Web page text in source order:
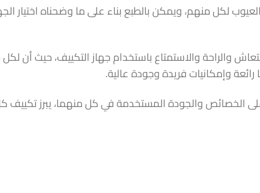
لكل منهم، ويمكن بالطبع بناء على ما وضحناه اختيار
والراحة والاستمتاع باستخدام جهاز التكييف، حيث أن
وإمكانيات فريدة وجودة عالية.
على الخصائص والجودة المستخدمة في كل منهما، يبرز تكييف